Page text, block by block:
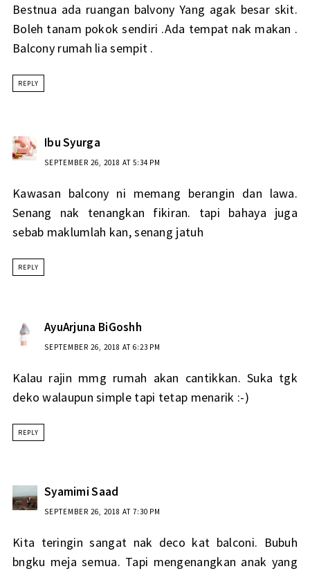
Bestnua ada ruangan balvony Yang agak besar skit.
Boleh tanam pokok sendiri .Ada tempat nak makan .
Balcony rumah lia sempit .
REPLY
Ibu Syurga
SEPTEMBER 26, 2018 AT 5:34 PM
Kawasan balcony ni memang berangin dan lawa.
Senang nak tenangkan fikiran. tapi bahaya juga
sebab maklumlah kan, senang jatuh
REPLY
AyuArjuna BiGoshh
SEPTEMBER 26, 2018 AT 6:23 PM
Kalau rajin mmg rumah akan cantikkan. Suka tgk
deko walaupun simple tapi tetap menarik :-)
REPLY
Syamimi Saad
SEPTEMBER 26, 2018 AT 7:30 PM
Kita teringin sangat nak deco kat balconi. Bubuh
bngku meja semua. Tapi mengenangkan anak yang